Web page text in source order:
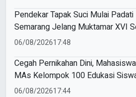
Pendekar Tapak Suci Mulai Padati
Semarang Jelang Muktamar XVI
06/08/202617:48
Cegah Pernikahan Dini,
MAs Kelompok 100 Edukasi
Miftahul Ulum Tawangsari
06/08/202617:44